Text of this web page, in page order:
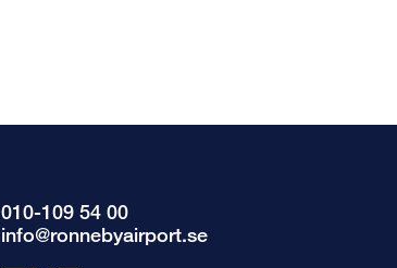
010-109 54 00
info@ronnebyairport.se